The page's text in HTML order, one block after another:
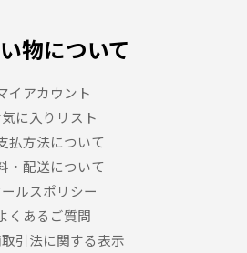
物について
イアカウント
に入りリスト
払方法について
・配送について
ルスポリシー
くあるご質問
引法に関する表示